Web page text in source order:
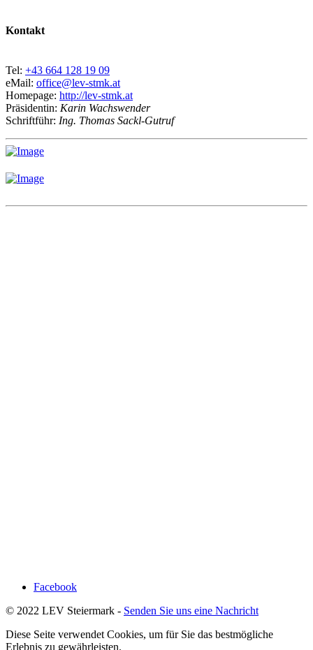
Kontakt
Tel: +43 664 128 19 09
eMail: office@lev-stmk.at
Homepage: http://lev-stmk.at
Präsidentin: Karin Wachswender
Schriftführ: Ing. Thomas Sackl-Gutruf
Facebook
© 2022 LEV Steiermark - Senden Sie uns eine Nachricht
Diese Seite verwendet Cookies, um für Sie das bestmögliche
Erlebnis zu gewährleisten.